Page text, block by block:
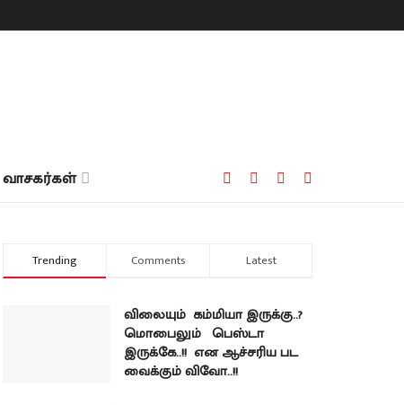
வாசகர்கள்
Trending Comments Latest
விலையும் கம்மியா இருக்கு..?
மொபைலும் பெஸ்டா
இருக்கே..!! என ஆச்சரிய பட
வைக்கும் விவோ..!!